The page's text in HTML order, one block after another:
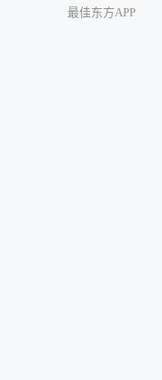
最佳东方APP